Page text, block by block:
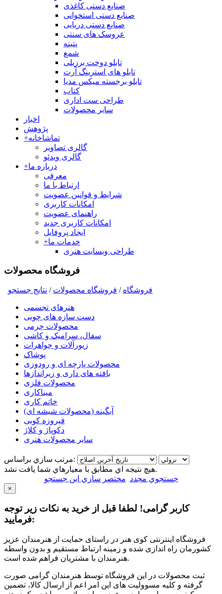
صنایع دستی کاغذی
صنایع دستی استخوانی
صنایع دستی دریایی
عروسک های سنتی
پتینه
شمع
تابلو دوخت برزیلی
تابلو های استرینگ آرت
تابلو برجسته میکس مدیا
کتاب
طراحی ست اداری
سایر محصولات
اخبار
پژوهش
+تماشاخانه
گالری تصاویر
گالری ویدئو
+درباره ما
معرفی
ارتباط با ما
شرایط و قوانین عضویت
امکانات کاربری
راهنمای عضویت
امکانات کاربری جدید
ایجاد پروفایل
+خدمات ما
طراحی وبسایت هنری
فروشگاه محصولات
فروشگاه / فروشگاه محصولات / نتايج جستجو
هنرهای تجسمی
دست سازه های چوبی
محصولات چرمی
سفال، سرامیک و کاشی
زیورآلات و جواهرات
پوشاک
محصولات پارچه ای و رودوزی
بافته های داری و زیراندازها
محصولات فلزی
میناکاری
خاتم کاری
آبگینه (محصولات شیشه ای)
فیروزه کوبی
دکوپاژ و کلاژ
سایر محصولات هنری
مرتب سازي براساس:
هيچ نتيجه اي مطابق با معيارهاي شما يافت نشد.
جستجوي مجدد مختصر سازي اين جستجو
×
کاربر گرامی! لطفا قبل از خرید به نکات زیر توجه
فرمایید:
فروشگاه اینترنتی کوی هنر در راستای حمایت از هنرمندان عزیز
کشورمان راه اندازی شده و زمینه ارتباط مستقیم و بدون واسطه
هنرمندان با مشتریان فراهم شده است.
ثبت محصولات در این فروشگاه توسط هنرمندان گرامی صورت
گرفته و کلیه مسوولیت های این امر اعم از ارسال کالا، تضمین